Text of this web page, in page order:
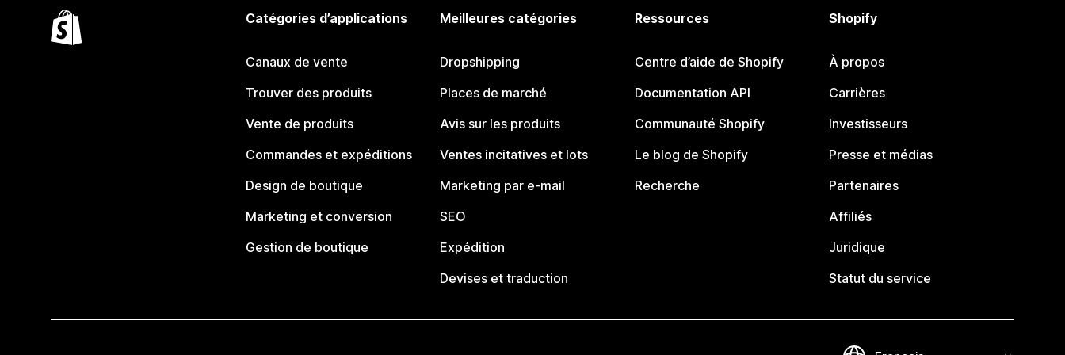
Catégories d’applications
Canaux de vente
Trouver des produits
Vente de produits
Commandes et expéditions
Design de boutique
Marketing et conversion
Gestion de boutique
Meilleures catégories
Dropshipping
Places de marché
Avis sur les produits
Ventes incitatives et lots
Marketing par e-mail
SEO
Expédition
Devises et traduction
Ressources
Centre d’aide de Shopify
Documentation API
Communauté Shopify
Le blog de Shopify
Recherche
Shopify
À propos
Carrières
Investisseurs
Presse et médias
Partenaires
Affiliés
Juridique
Statut du service